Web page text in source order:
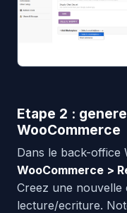
Etape 2 :
WooCommerce
Dans le back-office
WooCommerce >
Creez une nouvelle
lecture/ecriture.